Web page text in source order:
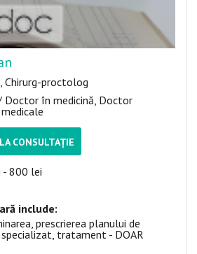
Chirurg-proctolog
Doctor în medicină, Doctor
CONSULTAȚIE
- 800 lei
include:
prescrierea planului de
tratament - DOAR